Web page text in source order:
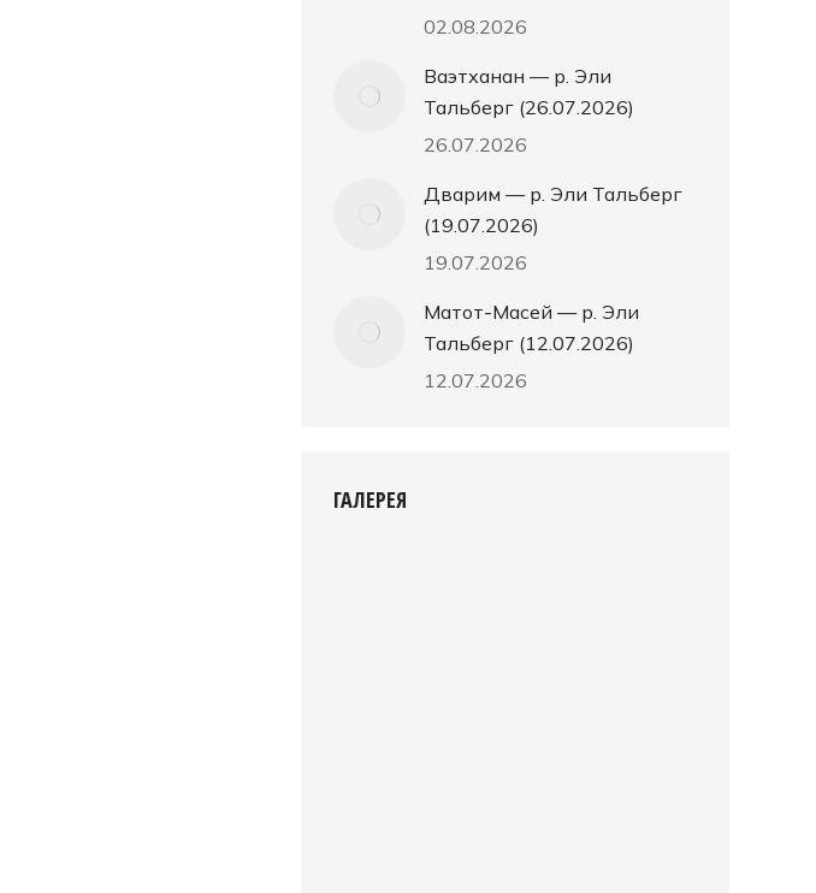
02.08.2026
Ваэтханан — р. Эли
Тальберг (26.07.2026)
26.07.2026
Дварим — р. Эли Тальберг
(19.07.2026)
19.07.2026
Матот-Масей — р. Эли
Тальберг (12.07.2026)
12.07.2026
ГАЛЕРЕЯ